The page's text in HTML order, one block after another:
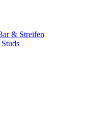
& Streifen